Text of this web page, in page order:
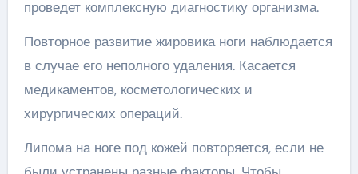
проведет комплексную диагностику организма.
Повторное развитие жировика ноги наблюдается
в случае его неполного удаления. Касается
медикаментов, косметологических и
хирургических операций.
Липома на ноге под кожей повторяется, если не